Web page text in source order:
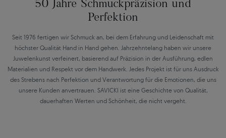
50 Jahre Schmuckpräzision und
Perfektion
Seit 1976 fertigen wir Schmuck an, bei dem Erfahrung und Leidenschaft mit
höchster Qualität Hand in Hand gehen. Jahrzehntelang haben wir unsere
Juwelenkunst verfeinert, basierend auf Präzision in der Ausführung, edlen
Materialien und Respekt vor dem Handwerk. Jedes Projekt ist für uns Ausdruck
des Strebens nach Perfektion und Verantwortung für die Emotionen, die uns
unsere Kunden anvertrauen. SAVICKI ist eine Geschichte von Qualität,
dauerhaften Werten und Schönheit, die nicht vergeht.